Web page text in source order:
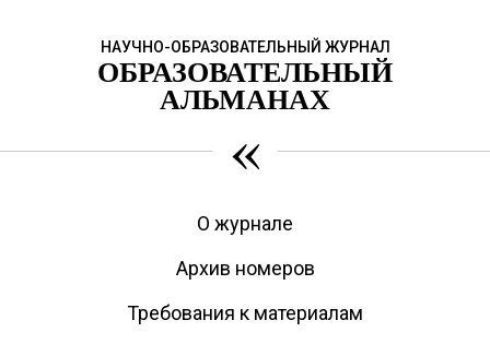
НАУЧНО-ОБРАЗОВАТЕЛЬНЫЙ ЖУРНАЛ
ОБРАЗОВАТЕЛЬНЫЙ
АЛЬМАНАХ
«
О журнале
Архив номеров
Требования к материалам